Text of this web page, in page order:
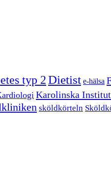
typ 2Dietist e-hälsa
Karolinska
sköldkörteln